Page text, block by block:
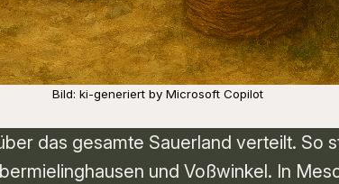
Bild: ki-generiert by Microsoft Copilot
das gesamte Sauerland verteilt. So
und Voßwinkel. In